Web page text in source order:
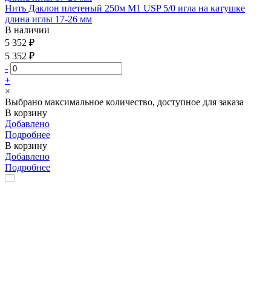
Нить Даклон плетеный 250м М1 USP 5/0 игла на катушке
длина иглы 17-26 мм
В наличии
5 352 ₽
5 352 ₽
-
+
×
Выбрано максимальное количество, доступное для заказа
В корзину
Добавлено
Подробнее
В корзину
Добавлено
Подробнее